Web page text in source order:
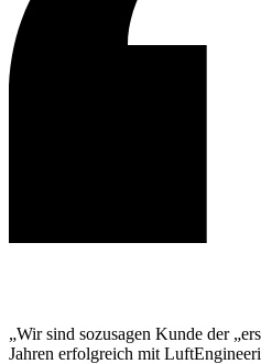
„Wir sind sozusagen Kunde der
Jahren erfolgreich mit